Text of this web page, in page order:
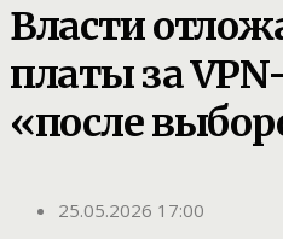
Власти
платы за
«после
25.05.2026 17:00